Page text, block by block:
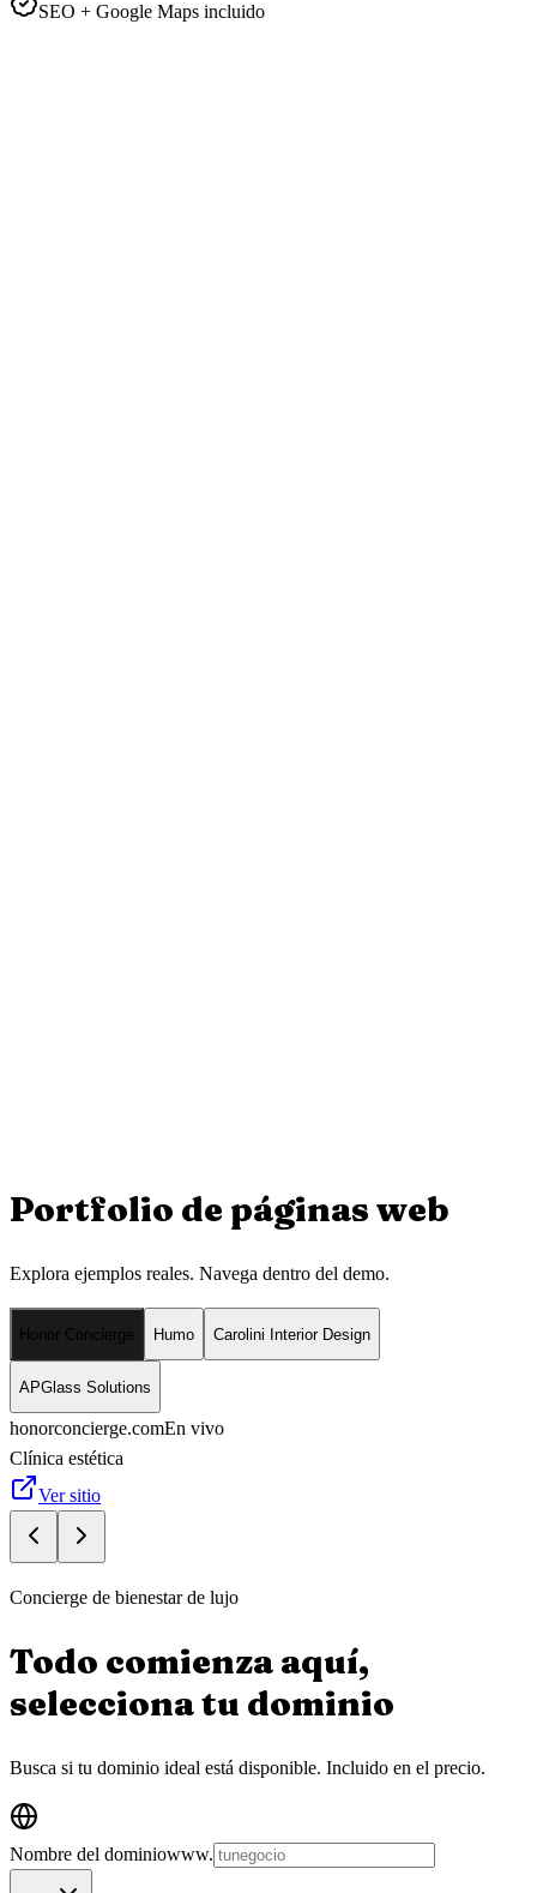
SEO + Google Maps incluido
Portfolio de páginas web
Explora ejemplos reales. Navega dentro del demo.
Honor Concierge Humo Carolini Interior Design
APGlass Solutions
honorconcierge.comEn vivo
Clínica estética
Ver sitio
Concierge de bienestar de lujo
Todo comienza aquí,
selecciona tu dominio
Busca si tu dominio ideal está disponible. Incluido en el precio.
Nombre del dominiowww.